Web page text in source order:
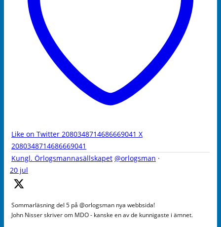
Like on Twitter 2080348714686669041 X
2080348714686669041
Kungl. Örlogsmannasällskapet @orlogsman ·
20 jul
Sommarläsning del 5 på @orlogsman nya webbsida!
John Nisser skriver om MDO - kanske en av de kunnigaste i ämnet.